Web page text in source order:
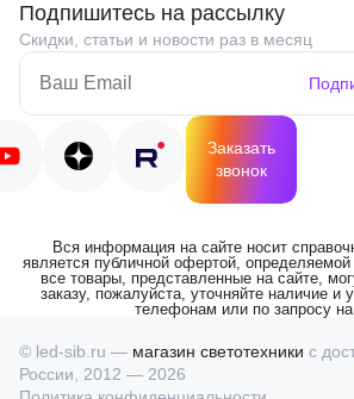
Подпишитесь на рассылку
Скидки, статьи и новости раз в месяц
Заказать
звонок
Вся информация на сайте носит
является публичной офертой,
все товары, представленные на сайте,
заказу, пожалуйста, уточняйте наличие и
телефонам или по запросу на
© led-sib.ru — магазин светотехники с
России, 2012 — 2026